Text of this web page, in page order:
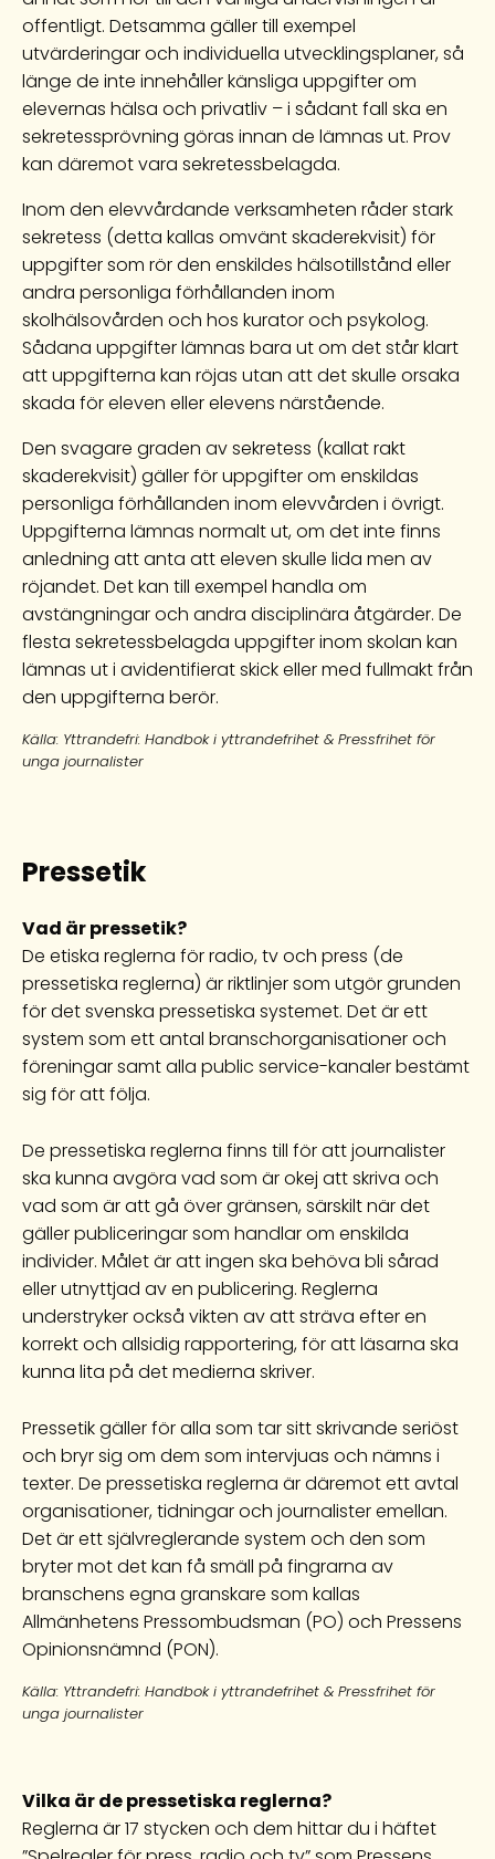
offentligt. Detsamma gäller till exempel
utvärderingar och individuella utvecklingsplaner, så
länge de inte innehåller känsliga uppgifter om
elevernas hälsa och privatliv – i sådant fall ska en
sekretessprövning göras innan de lämnas ut. Prov
kan däremot vara sekretessbelagda.
Inom den elevvårdande verksamheten råder stark
sekretess (detta kallas omvänt skaderekvisit) för
uppgifter som rör den enskildes hälsotillstånd eller
andra personliga förhållanden inom
skolhälsovården och hos kurator och psykolog.
Sådana uppgifter lämnas bara ut om det står klart
att uppgifterna kan röjas utan att det skulle orsaka
skada för eleven eller elevens närstående.
Den svagare graden av sekretess (kallat rakt
skaderekvisit) gäller för uppgifter om enskildas
personliga förhållanden inom elevvården i övrigt.
Uppgifterna lämnas normalt ut, om det inte finns
anledning att anta att eleven skulle lida men av
röjandet. Det kan till exempel handla om
avstängningar och andra disciplinära åtgärder. De
flesta sekretessbelagda uppgifter inom skolan kan
lämnas ut i avidentifierat skick eller med fullmakt från
den uppgifterna berör.
Källa: Yttrandefri: Handbok i yttrandefrihet & Pressfrihet för
unga journalister
Pressetik
Vad är pressetik?
De etiska reglerna för radio, tv och press (de
pressetiska reglerna) är riktlinjer som utgör grunden
för det svenska pressetiska systemet. Det är ett
system som ett antal branschorganisationer och
föreningar samt alla public service-kanaler bestämt
sig för att följa.
De pressetiska reglerna finns till för att journalister
ska kunna avgöra vad som är okej att skriva och
vad som är att gå över gränsen, särskilt när det
gäller publiceringar som handlar om enskilda
individer. Målet är att ingen ska behöva bli sårad
eller utnyttjad av en publicering. Reglerna
understryker också vikten av att sträva efter en
korrekt och allsidig rapportering, för att läsarna ska
kunna lita på det medierna skriver.
Pressetik gäller för alla som tar sitt skrivande seriöst
och bryr sig om dem som intervjuas och nämns i
texter. De pressetiska reglerna är däremot ett avtal
organisationer, tidningar och journalister emellan.
Det är ett självreglerande system och den som
bryter mot det kan få smäll på fingrarna av
branschens egna granskare som kallas
Allmänhetens Pressombudsman (PO) och Pressens
Opinionsnämnd (PON).
Källa: Yttrandefri: Handbok i yttrandefrihet & Pressfrihet för
unga journalister
Vilka är de pressetiska reglerna?
Reglerna är 17 stycken och dem hittar du i häftet